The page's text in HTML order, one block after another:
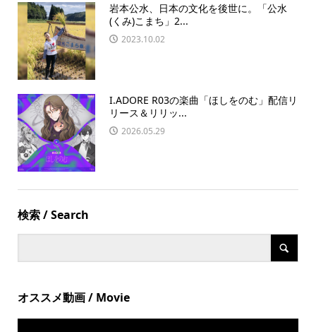
岩本公水、日本の文化を後世に。「公水
(くみ)こまち」2...
2023.10.02
I.ADORE R03の楽曲「ほしをのむ」配信リ
リース＆リリッ...
2026.05.29
検索 / Search
オススメ動画 / Movie